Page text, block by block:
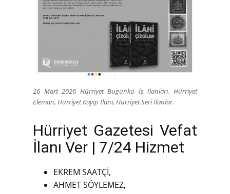
26 Mart 2026 Hürriyet Bugünkü İş İlanları, Hürriyet
Eleman, Hürriyet Kayıp İlanı, Hürriyet Seri İlanlar.
Hürriyet Gazetesi Vefat
İlanı Ver | 7/24 Hizmet
EKREM SAATÇİ,
AHMET SÖYLEMEZ,